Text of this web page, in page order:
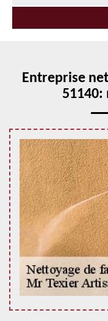
Entreprise